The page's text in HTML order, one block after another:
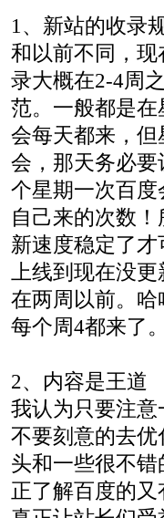
1、新站的收录
和以前不同，
录大概在2-4周
范。一般都是
会每天都来，
会，那天务必
个星期一次百
自己来的次数
新速度稳定了
上线到现在没
在两周以前。
每个周4都来了
2、内容是王道
我认为只要注
不要刻意的去
头和一些很不
正了解百度的